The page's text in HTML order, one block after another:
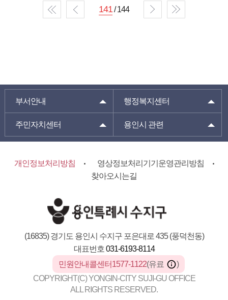
141/ 144
부서안내 행정복지센터
주민자치센터 용인시 관련
개인정보처리방침
영상정보처리기기운영관리방침
찾아오시는길
(16835) 경기도 용인시 수지구 포은대로 435 (풍덕천동)
대표번호 031-6193-8114
민원안내콜센터1577-1122(유료
)
COPYRIGHT(C) YONGIN-CITY SUJI-GU OFFICE
ALL RIGHTS RESERVED.